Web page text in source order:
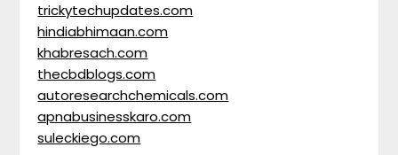
trickytechupdates.com
hindiabhimaan.com
khabresach.com
thecbdblogs.com
autoresearchchemicals.com
apnabusinesskaro.com
suleckiego.com